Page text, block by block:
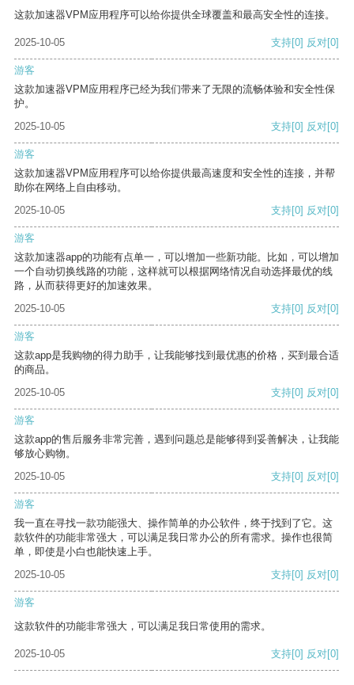
这款加速器VPM应用程序可以给你提供全球覆盖和最高安全性的连接。
2025-10-05 支持[0] 反对[0]
游客
这款加速器VPM应用程序已经为我们带来了无限的流畅体验和安全性保
护。
2025-10-05
支持[0] 反对[0]
游客
这款加速器VPM应用程序可以给你提供最高速度和安全性的连接，并帮
助你在网络上自由移动。
2025-10-05
支持[0] 反对[0]
游客
这款加速器app的功能有点单一，可以增加一些新功能。比如，可以增加
一个自动切换线路的功能，这样就可以根据网络情况自动选择最优的线
路，从而获得更好的加速效果。
2025-10-05
支持[0] 反对[0]
游客
这款app是我购物的得力助手，让我能够找到最优惠的价格，买到最合适
的商品。
2025-10-05
支持[0] 反对[0]
游客
这款app的售后服务非常完善，遇到问题总是能够得到妥善解决，让我能
够放心购物。
2025-10-05
支持[0] 反对[0]
游客
我一直在寻找一款功能强大、操作简单的办公软件，终于找到了它。这
款软件的功能非常强大，可以满足我日常办公的所有需求。操作也很简
单，即使是小白也能快速上手。
2025-10-05
支持[0] 反对[0]
游客
这款软件的功能非常强大，可以满足我日常使用的需求。
2025-10-05 支持[0] 反对[0]